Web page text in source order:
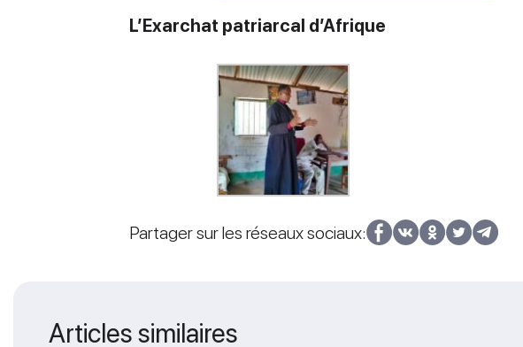
L’Exarchat patriarcal d’Afrique
Partager sur les réseaux sociaux:
Articles similaires